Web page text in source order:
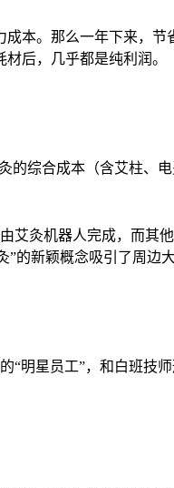
本。那么一年下来，节
后，几乎都是纯利润。
综合成本（含艾柱、
灸机器人完成，而其
的新颖概念吸引了周边大
明星员工”，和白班技